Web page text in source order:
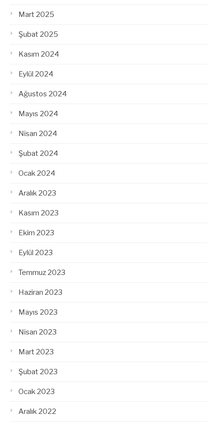
Mart 2025
Şubat 2025
Kasım 2024
Eylül 2024
Ağustos 2024
Mayıs 2024
Nisan 2024
Şubat 2024
Ocak 2024
Aralık 2023
Kasım 2023
Ekim 2023
Eylül 2023
Temmuz 2023
Haziran 2023
Mayıs 2023
Nisan 2023
Mart 2023
Şubat 2023
Ocak 2023
Aralık 2022